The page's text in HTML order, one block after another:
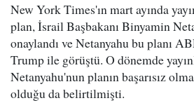
New York Times'ın mart ayında
plan, İsrail Başbakanı Binyamin
onaylandı ve Netanyahu bu planı
Trump ile görüştü. O dönemde
Netanyahu'nun planın başarısız
olduğu da belirtilmişti.